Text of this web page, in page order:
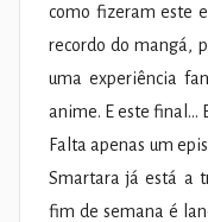
como fizeram este
recordo do mangá,
uma experiência
anime. E este final…
Falta apenas um
Smartara já está a
fim de semana é